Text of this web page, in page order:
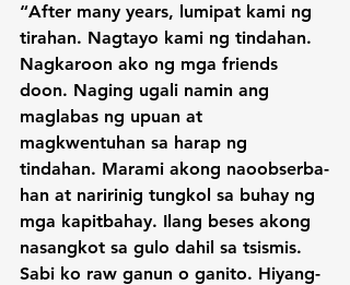
“After many years, lumipat kami ng
tirahan. Nagtayo kami ng tindahan.
Nagkaroon ako ng mga friends
doon. Naging ugali namin ang
maglabas ng upuan at
magkwentuhan sa harap ng
tindahan. Marami akong naoobserba-
han at naririnig tungkol sa buhay ng
mga kapitbahay. Ilang beses akong
nasangkot sa gulo dahil sa tsismis.
Sabi ko raw ganun o ganito. Hiyang-